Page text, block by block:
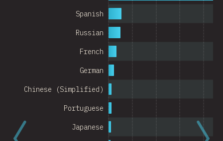
Denmark
Israel
Romania
Korea
Portugal
Austria
Switzerland
Japanese
Portuguese
Chinese (Simplified)
German
French
Russian
Spanish